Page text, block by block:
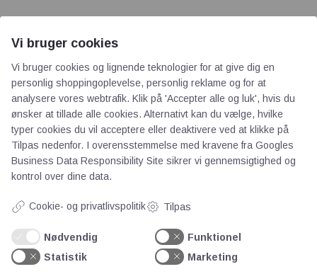
AOT
Om os
Priser
Kontakt
Videncentre
Vi bruger cookies
Vi bruger cookies og lignende teknologier for at give dig en
personlig shoppingoplevelse, personlig reklame og for at
analysere vores webtrafik. Klik på 'Accepter alle og luk', hvis du
ønsker at tillade alle cookies. Alternativt kan du vælge, hvilke
typer cookies du vil acceptere eller deaktivere ved at klikke på
Tilpas nedenfor. I overensstemmelse med kravene fra Googles
Business Data Responsibility Site sikrer vi gennemsigtighed og
kontrol over dine data.
Cookie- og privatlivspolitik Tilpas
Nødvendig
Funktionel
Statistik
Marketing